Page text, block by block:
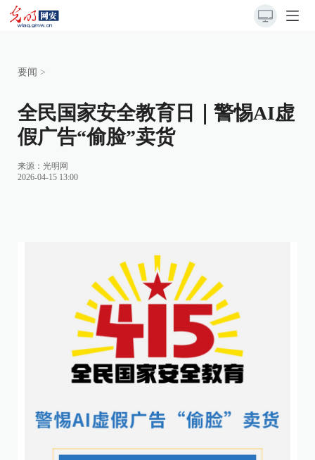
要闻 >
全民国家安全教育日｜警惕AI虚
假广告“偷脸”卖货
来源： 光明网
2026-04-15 13:00